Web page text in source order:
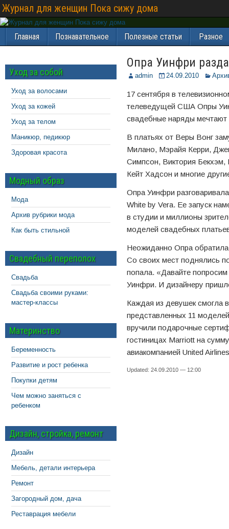
Журнал для женщин Пока сижу дома
Главная Познавательное Полезные статьи Разное
Опра Уинфри
admin 24.09.2010
17 сентября в
телеведущей США Опры
свадебные наряды мечтают
В платьях от Веры Вонг
Милано, Мэрайя Керри,
Симпсон, Виктория
Кейт Хадсон и многие
Опра Уинфри
White by Vera. Ее запуск
в студии и миллионы
моделей свадебных
Неожиданно Опра
Со своих мест поднялись
попала. «Давайте
Уинфри. И дизайнеру
Каждая из девушек смогла
представленных 11
вручили подарочные
гостиницах Marriott на
авиакомпанией United
Updated: 24.09.2010 — 12:00
Уход за собой
Уход за волосами
Уход за кожей
Уход за телом
Маникюр, педикюр
Здоровая красота
Модный образ
Мода
Архив рубрики мода
Как быть стильной
Свадебный переполох
Свадьба
Свадьба своими руками:
мастер-классы
Материнство
Беременность
Развитие и рост ребенка
Покупки детям
Чем можно заняться с
ребенком
Дизайн, стройка, ремонт
Дизайн
Мебель, детали интерьера
Ремонт
Загородный дом, дача
Реставрация мебели